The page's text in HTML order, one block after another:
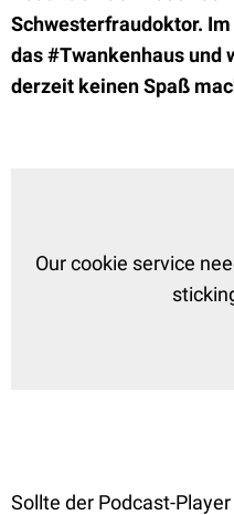
Schwesterfraudoktor.
das #Twankenhaus und
derzeit keinen Spaß
Our cookie service
Sollte der Podcast-